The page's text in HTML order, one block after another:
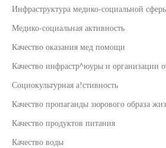
Инфраструктура медико-социальной
Медико-социальная активность
Качество оказания мед помощи
Качество инфрастр^юуры и организации
Социокультурная а!стивность
Качество пропаганды зюрового образа
Качество продуктов питания
Качество воды